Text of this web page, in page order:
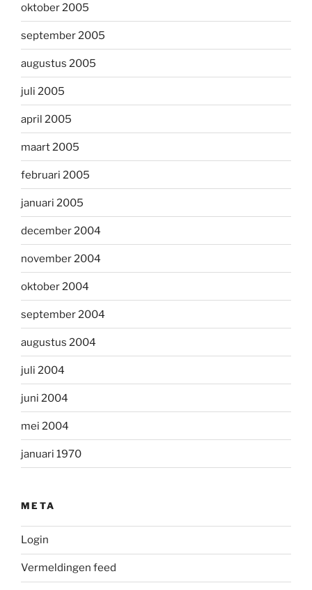
oktober 2005
september 2005
augustus 2005
juli 2005
april 2005
maart 2005
februari 2005
januari 2005
december 2004
november 2004
oktober 2004
september 2004
augustus 2004
juli 2004
juni 2004
mei 2004
januari 1970
META
Login
Vermeldingen feed